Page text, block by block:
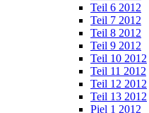
Teil 6 2012
Teil 7 2012
Teil 8 2012
Teil 9 2012
Teil 10 2012
Teil 11 2012
Teil 12 2012
Teil 13 2012
Piel 1 2012